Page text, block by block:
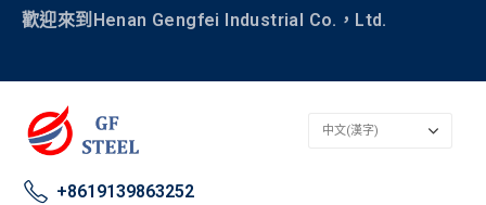
歡迎來到Henan Gengfei Industrial Co.，Ltd.
+8619139863252